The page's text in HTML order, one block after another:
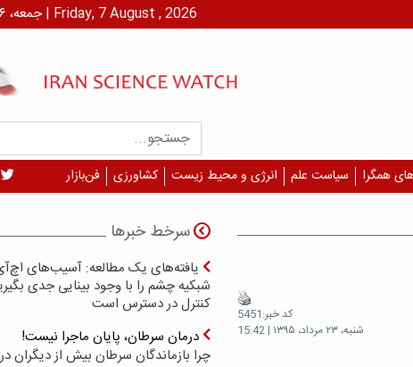
جمعه، ۱۶ مرداد، ۱۴۰۵ | Friday, 7 August , 2026
همگرا سیاست علم انرژی و محیط زیست کشاورزی فن‌بازار
کد خبر:5451
شنبه، ۲۳ مرداد، ۱۳۹۵ | 15:42
سرخط خبرها
یافته‌های یک مطالعه: آسیب‌های
شبکیه چشم را با وجود بینایی جدی
کنترل در دسترس است
درمان سرطان، پایان ماجرا نیست!
چرا بازماندگان سرطان بیش از دیگران